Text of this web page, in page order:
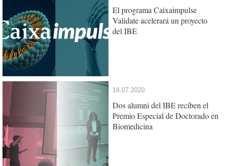
El programa Caixaimpulse
Validate acelerará un proyecto
del IBE
14.07.2020
Dos alumni del IBE reciben el
Premio Especial de Doctorado en
Biomedicina